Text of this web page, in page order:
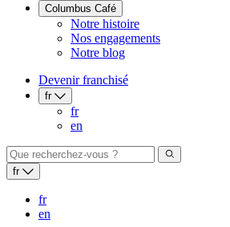
Columbus Café
Notre histoire
Nos engagements
Notre blog
Devenir franchisé
fr
fr
en
fr
fr
en